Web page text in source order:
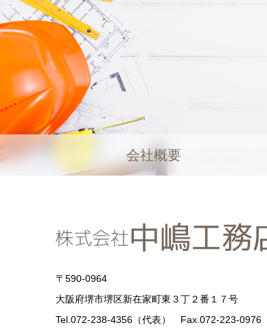
会社概要
〒590-0964
大阪府堺市堺区新在家町東３丁２番１７号
Tel.072-238-4356（代表） Fax.072-223-0976